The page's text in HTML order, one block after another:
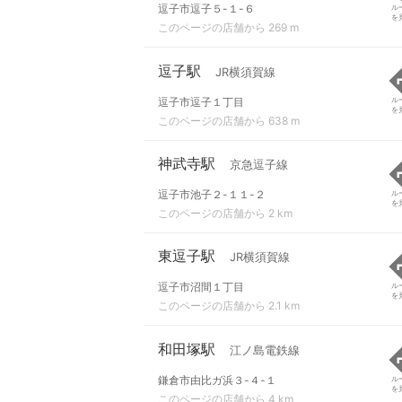
逗子市逗子５-１-６
このページの店舗から 269 m
ル
を
逗子駅 JR横須賀線
逗子市逗子１丁目
このページの店舗から 638 m
ル
を
神武寺駅 京急逗子線
逗子市池子２-１１-２
このページの店舗から 2 km
ル
を
東逗子駅 JR横須賀線
逗子市沼間１丁目
このページの店舗から 2.1 km
ル
を
和田塚駅 江ノ島電鉄線
鎌倉市由比ガ浜３-４-１
このページの店舗から 4 km
ル
を